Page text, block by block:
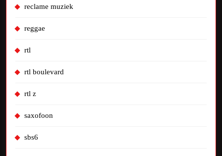
reclame muziek
reggae
rtl
rtl boulevard
rtl z
saxofoon
sbs6